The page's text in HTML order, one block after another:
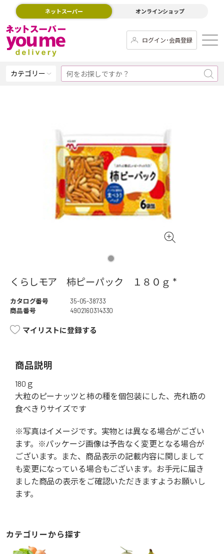
ネットスーパー オンラインショップ
ログイン･会員登録
カテゴリー
くらしモア 柿ピーパック １８０ｇ *
カタログ番号
35-05-38733
商品番号
4902160314330
マイリストに登録する
商品説明
180ｇ
大粒のピーナッツと柿の種を個包装にした、売れ筋の
食べきりサイズです
※写真はイメージです。実物とは異なる場合がござい
ます。※パッケージ画像は予告なく変更となる場合が
ございます。また、商品表示の記載内容に関しまして
も変更になっている場合もございます。お手元に届き
ました商品の表示をご確認いただきますようお願いし
ます。
カテゴリーから探す